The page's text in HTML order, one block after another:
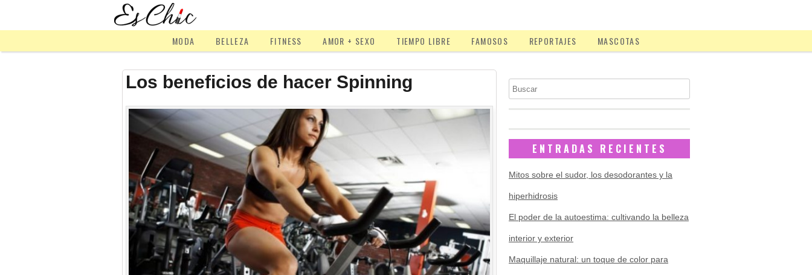
MODA BELLEZA FITNESS AMOR + SEXO TIEMPO LIBRE FAMOSOS REPORTAJES MASCOTAS
Los beneficios de hacer Spinning Buscar
ENTRADAS RECIENTES
Mitos sobre el sudor, los desodorantes y la
hiperhidrosis
El poder de la autoestima: cultivando la belleza
interior y exterior
Maquillaje natural: un toque de color para